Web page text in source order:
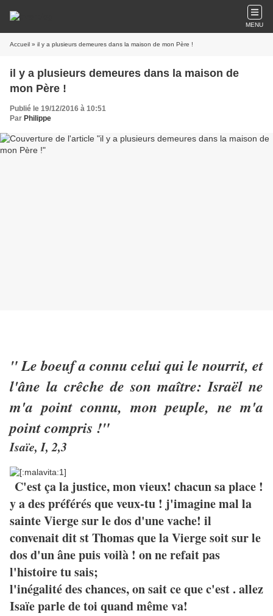
MENU
Accueil » il y a plusieurs demeures dans la maison de mon Père !
il y a plusieurs demeures dans la maison de
mon Père !
Publié le 19/12/2016 à 10:51
Par Philippe
" Le boeuf a connu celui qui le nourrit, et
l'âne la crêche de son maître: Israël ne
m'a point connu, mon peuple, ne m'a
point compris !"
Isaïe, I, 2,3
C'est ça la justice, mon vieux! chacun sa place !
y a des préférés que veux-tu ! j'imagine mal la
sainte Vierge sur le dos d'une vache! il
convenait dit st Thomas que la Vierge soit sur le
dos d'un âne puis voilà ! on ne refait pas
l'histoire tu sais;
l'inégalité des chances, on sait ce que c'est . allez
Isaïe parle de toi quand même va!